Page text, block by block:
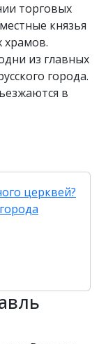
торговых
князья
храмов.
из главных
города.
в
церквей?